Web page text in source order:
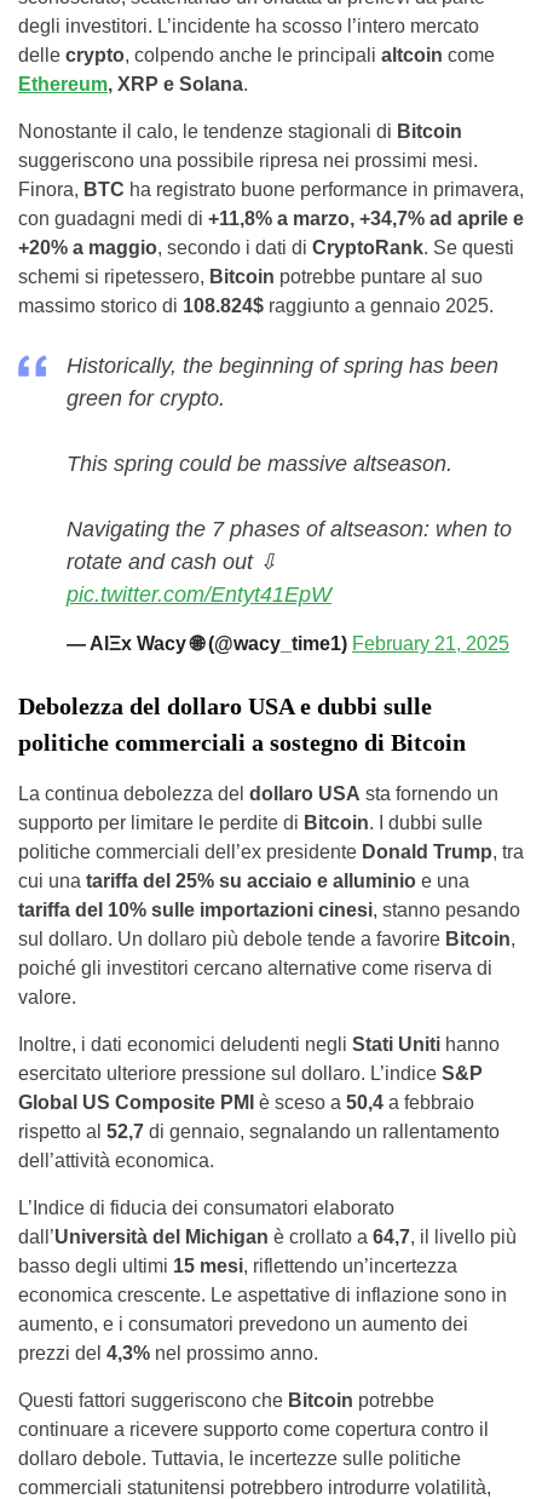
degli investitori. L’incidente ha scosso l’intero mercato
delle crypto, colpendo anche le principali altcoin come
Ethereum, XRP e Solana.
Nonostante il calo, le tendenze stagionali di Bitcoin
suggeriscono una possibile ripresa nei prossimi mesi.
Finora, BTC ha registrato buone performance in primavera,
con guadagni medi di +11,8% a marzo, +34,7% ad aprile e
+20% a maggio, secondo i dati di CryptoRank. Se questi
schemi si ripetessero, Bitcoin potrebbe puntare al suo
massimo storico di 108.824$ raggiunto a gennaio 2025.
Historically, the beginning of spring has been
green for crypto.
This spring could be massive altseason.
Navigating the 7 phases of altseason: when to
rotate and cash out ⇩
pic.twitter.com/Entyt41EpW
— AlΞx Wacy 🌐 (@wacy_time1) February 21, 2025
Debolezza del dollaro USA e dubbi sulle
politiche commerciali a sostegno di Bitcoin
La continua debolezza del dollaro USA sta fornendo un
supporto per limitare le perdite di Bitcoin. I dubbi sulle
politiche commerciali dell’ex presidente Donald Trump, tra
cui una tariffa del 25% su acciaio e alluminio e una
tariffa del 10% sulle importazioni cinesi, stanno pesando
sul dollaro. Un dollaro più debole tende a favorire Bitcoin,
poiché gli investitori cercano alternative come riserva di
valore.
Inoltre, i dati economici deludenti negli Stati Uniti hanno
esercitato ulteriore pressione sul dollaro. L’indice S&P
Global US Composite PMI è sceso a 50,4 a febbraio
rispetto al 52,7 di gennaio, segnalando un rallentamento
dell’attività economica.
L’Indice di fiducia dei consumatori elaborato
dall’Università del Michigan è crollato a 64,7, il livello più
basso degli ultimi 15 mesi, riflettendo un’incertezza
economica crescente. Le aspettative di inflazione sono in
aumento, e i consumatori prevedono un aumento dei
prezzi del 4,3% nel prossimo anno.
Questi fattori suggeriscono che Bitcoin potrebbe
continuare a ricevere supporto come copertura contro il
dollaro debole. Tuttavia, le incertezze sulle politiche
commerciali statunitensi potrebbero introdurre volatilità,